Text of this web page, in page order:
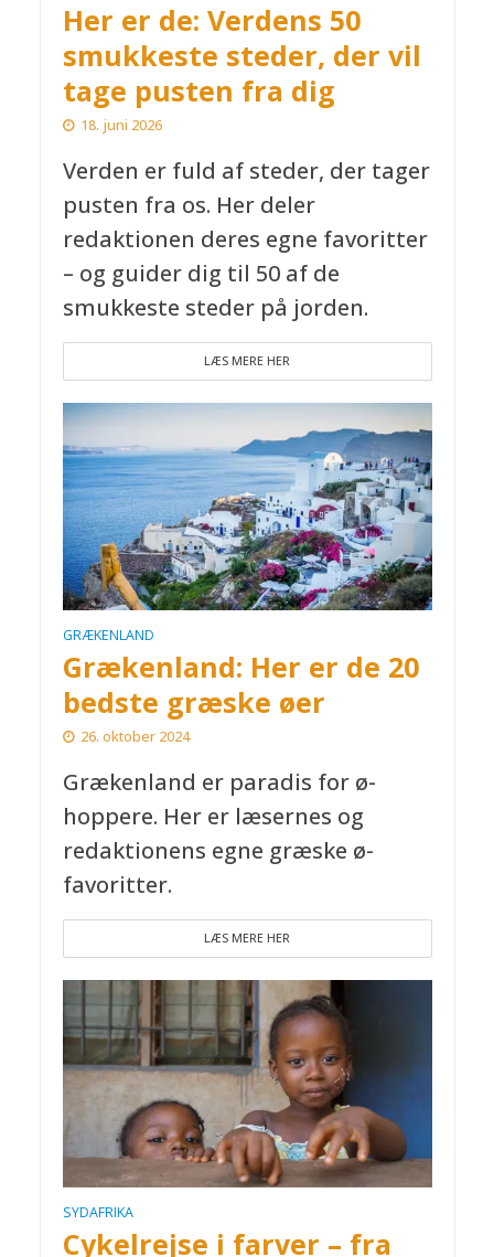
Her er de: Verdens 50
smukkeste steder, der vil
tage pusten fra dig
18. juni 2026
Verden er fuld af steder, der tager
pusten fra os. Her deler
redaktionen deres egne favoritter
– og guider dig til 50 af de
smukkeste steder på jorden.
LÆS MERE HER
GRÆKENLAND
Grækenland: Her er de 20
bedste græske øer
26. oktober 2024
Grækenland er paradis for ø-
hoppere. Her er læsernes og
redaktionens egne græske ø-
favoritter.
LÆS MERE HER
SYDAFRIKA
Cykelrejse i farver – fra